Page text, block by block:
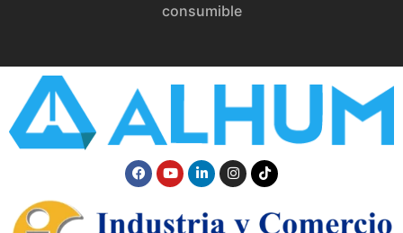
consumible